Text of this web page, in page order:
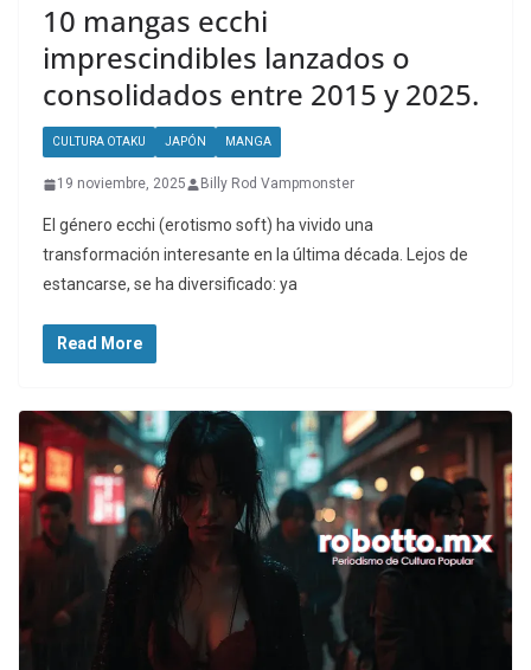
10 mangas ecchi
imprescindibles lanzados o
consolidados entre 2015 y 2025.
CULTURA OTAKU JAPÓN MANGA
19 noviembre, 2025 Billy Rod Vampmonster
El género ecchi (erotismo soft) ha vivido una
transformación interesante en la última década. Lejos de
estancarse, se ha diversificado: ya
Read More